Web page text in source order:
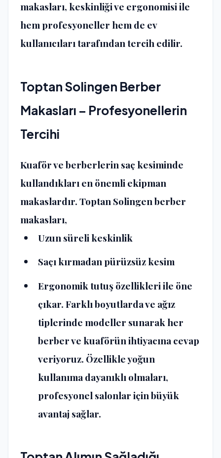
makasları, keskinliği ve ergonomisi ile
hem profesyoneller hem de ev
kullanıcıları tarafından tercih edilir.
Toptan Solingen Berber
Makasları – Profesyonellerin
Tercihi
Kuaför ve berberlerin saç kesiminde
kullandıkları en önemli ekipman
makaslardır.Toptan Solingen berber
makasları,
Uzun süreli keskinlik
Saçı kırmadan pürüzsüz kesim
Ergonomik tutuş özellikleri ile öne
çıkar. Farklı boyutlarda ve ağız
tiplerinde modeller sunarak her
berber ve kuaförün ihtiyacına cevap
veriyoruz. Özellikle yoğun
kullanıma dayanıklı olmaları,
profesyonel salonlar için büyük
avantaj sağlar.